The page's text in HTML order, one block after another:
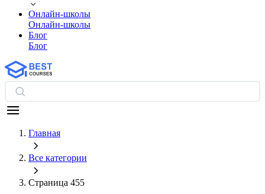
Онлайн-школы
Онлайн-школы
Блог
Блог
Главная
Все категории
Страница 455